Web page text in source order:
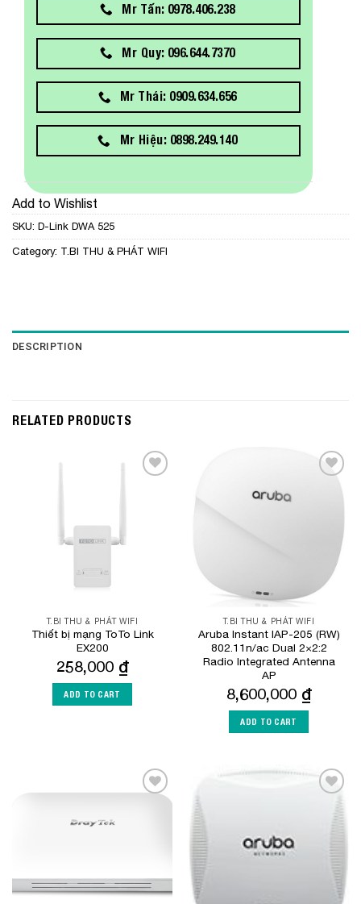
Mr Tấn: 0978.406.238
Mr Quy: 096.644.7370
Mr Thái: 0909.634.656
Mr Hiệu: 0898.249.140
Add to Wishlist
SKU: D-Link DWA 525
Category: T.BI THU & PHÁT WIFI
DESCRIPTION
RELATED PRODUCTS
T.BI THU & PHÁT WIFI
Thiết bị mạng ToTo Link
EX200
258,000 ₫
ADD TO CART
T.BI THU & PHÁT WIFI
Aruba Instant IAP-205 (RW)
802.11n/ac Dual 2×2:2
Radio Integrated Antenna
AP
8,600,000 ₫
ADD TO CART
Wishlist